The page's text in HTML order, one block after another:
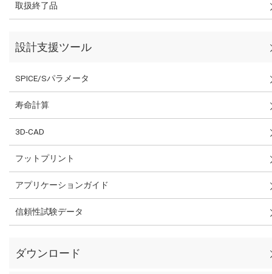
取扱終了品
設計支援ツール
SPICE/Sパラメータ
寿命計算
3D-CAD
フットプリント
アプリケーションガイド
信頼性試験データ
ダウンロード